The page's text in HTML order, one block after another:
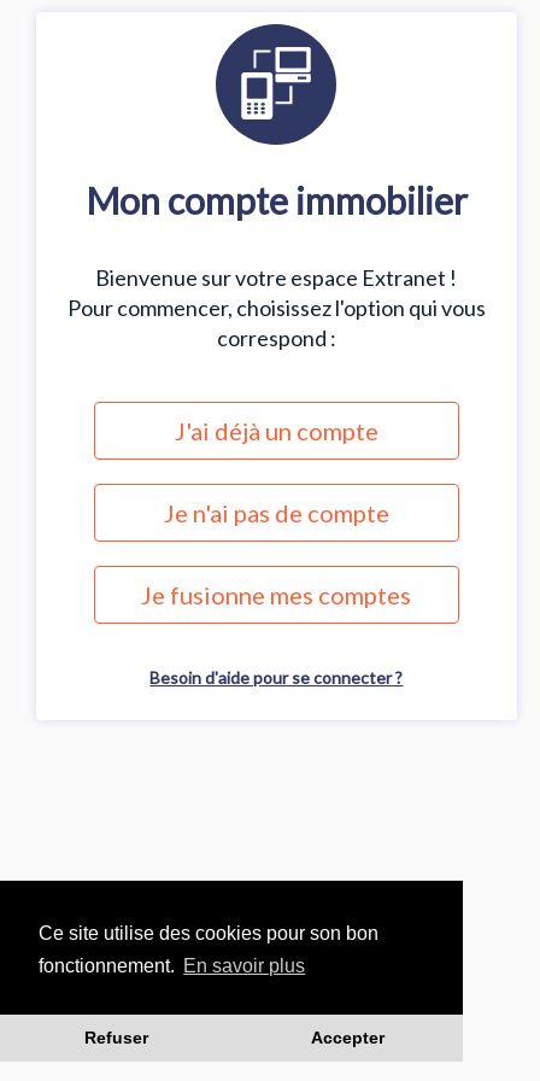
Ce site utilise des cookies pour son bon
fonctionnement. En savoir plus
Refuser Accepter
Mon compte immobilier
Bienvenue sur votre espace Extranet !
Pour commencer, choisissez l'option qui vous
correspond :
J'ai déjà un compte
Je n'ai pas de compte
Je fusionne mes comptes
Besoin d'aide pour se connecter ?